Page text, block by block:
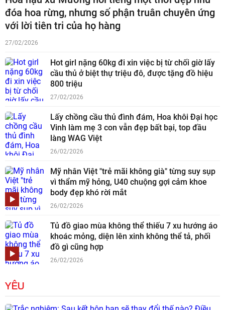
đóa hoa rừng, nhưng số phận truân chuyên ứng
với lời tiên tri của họ hàng
27/02/2026
Hot girl nặng 60kg đi xin việc bị từ chối giờ lấy
cầu thủ ở biệt thự triệu đô, được tặng đồ hiệu
800 triệu
27/02/2026
Lấy chồng cầu thủ đình đám, Hoa khôi Đại học
Vinh làm mẹ 3 con vẫn đẹp bất bại, top đầu
làng WAG Việt
26/02/2026
Mỹ nhân Việt "trẻ mãi không già" từng suy sụp
vì thẩm mỹ hỏng, U40 chuộng gợi cảm khoe
body đẹp khó rời mắt
26/02/2026
Tủ đồ giao mùa không thể thiếu 7 xu hướng áo
khoác mỏng, diện lên xinh không thể tả, phối
đồ gì cũng hợp
26/02/2026
YÊU